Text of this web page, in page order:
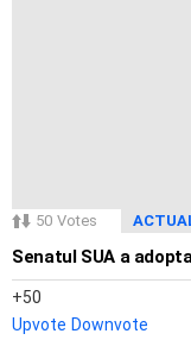
50 Votes
Senatul SUA a
50
Upvote Downvote